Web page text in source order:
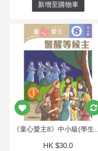
新增至購物車
HK $30.0